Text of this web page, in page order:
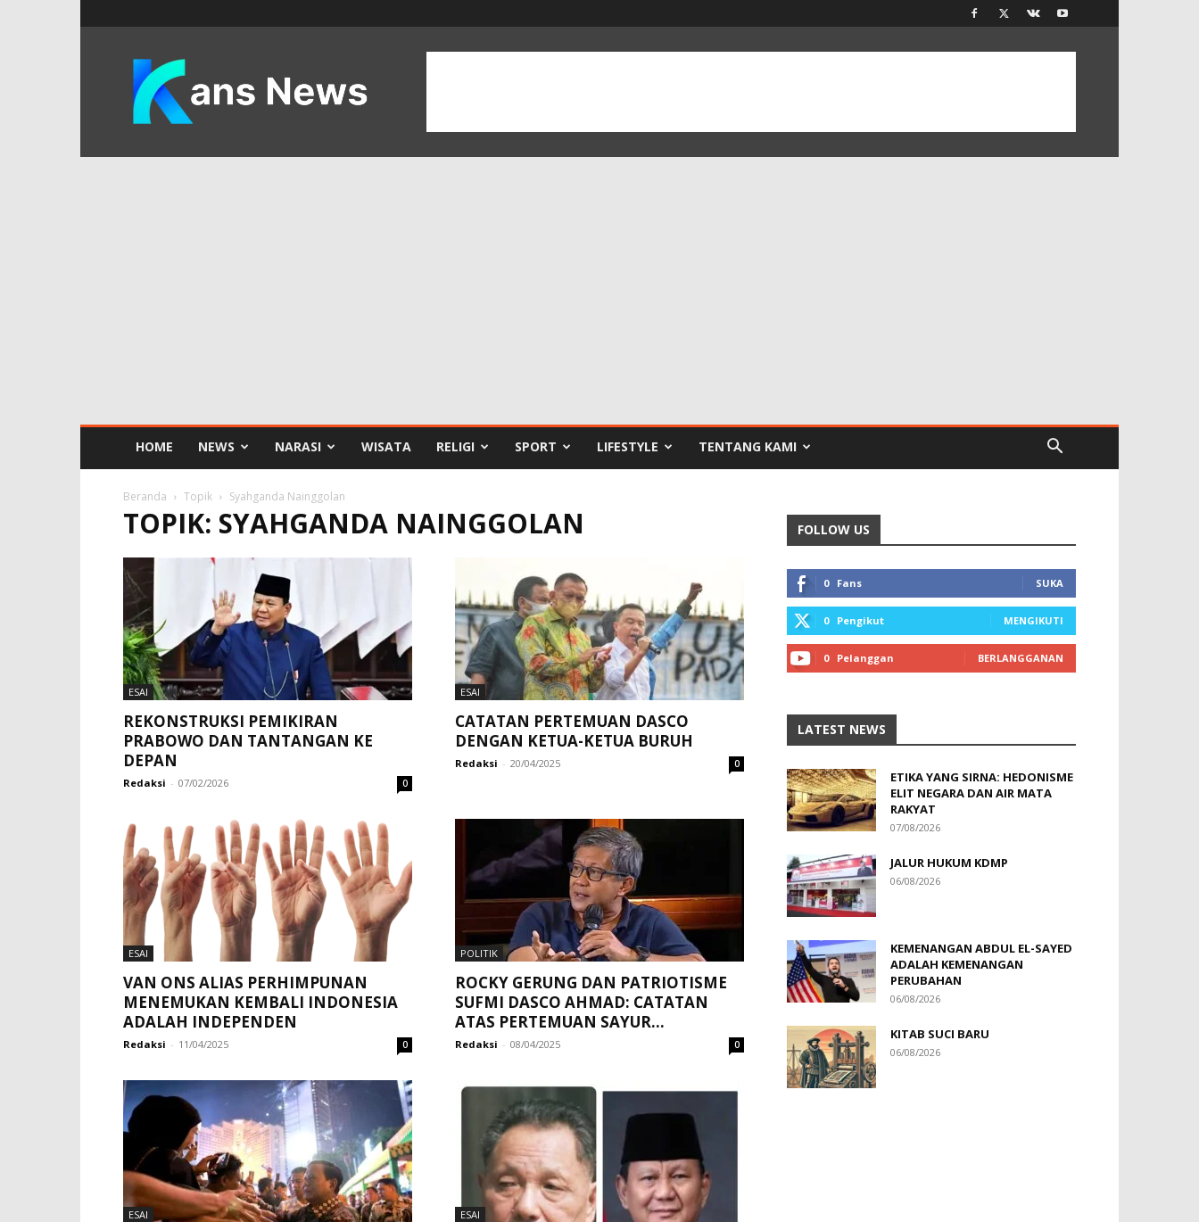
KANS
News
HOME NEWS NARASI WISATA RELIGI SPORT LIFESTYLE TENTANG KAMI
Beranda Topik Syahganda Nainggolan
TOPIK: SYAHGANDA NAINGGOLAN
ESAI
REKONSTRUKSI PEMIKIRAN
PRABOWO DAN TANTANGAN KE
DEPAN
Redaksi - 07/02/2026 0
ESAI
CATATAN PERTEMUAN DASCO
DENGAN KETUA-KETUA BURUH
Redaksi - 20/04/2025 0
ESAI
VAN ONS ALIAS PERHIMPUNAN
MENEMUKAN KEMBALI INDONESIA
ADALAH INDEPENDEN
Redaksi - 11/04/2025 0
POLITIK
ROCKY GERUNG DAN PATRIOTISME
SUFMI DASCO AHMAD: CATATAN
ATAS PERTEMUAN SAYUR...
Redaksi - 08/04/2025 0
ESAI ESAI
FOLLOW US
0 Fans SUKA
0 Pengikut MENGIKUTI
0 Pelanggan BERLANGGANAN
LATEST NEWS
ETIKA YANG SIRNA: HEDONISME
ELIT NEGARA DAN AIR MATA
RAKYAT
07/08/2026
JALUR HUKUM KDMP
06/08/2026
KEMENANGAN ABDUL EL-SAYED
ADALAH KEMENANGAN
PERUBAHAN
06/08/2026
KITAB SUCI BARU
06/08/2026